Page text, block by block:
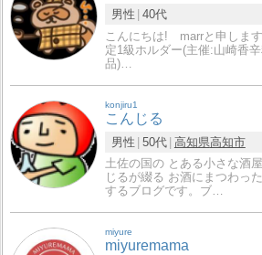
男性 40代
こんにちは! marrと申しま
定1級ホルダー(主催:山崎香
品)…
konjiru1
こんじる
男性 50代 高知県高知市
土佐の国の とある小さな酒
じるが綴る お酒にまつわっ
するブログです。ブ…
miyure
miyuremama